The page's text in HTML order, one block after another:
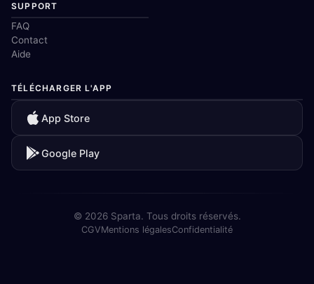
SUPPORT
FAQ
Contact
Aide
TÉLÉCHARGER L'APP
App Store
Google Play
© 2026 Sparta. Tous droits réservés.
CGVMentions légalesConfidentialité